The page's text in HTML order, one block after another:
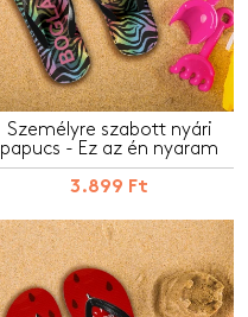
Személyre szabott nyári
papucs - Ez az én nyaram
3.899 Ft